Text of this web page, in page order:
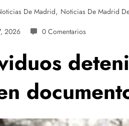
De Madrid, Noticias De Madrid
2026 0 Comentarios